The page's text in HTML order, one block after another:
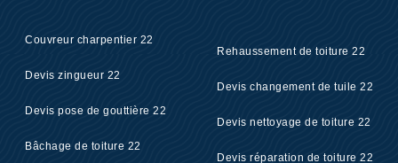
Couvreur charpentier 22
Devis zingueur 22
Devis pose de gouttière 22
Bâchage de toiture 22
Rehaussement de toiture 22
Devis changement de tuile 22
Devis nettoyage de toiture 22
Devis réparation de toiture 22